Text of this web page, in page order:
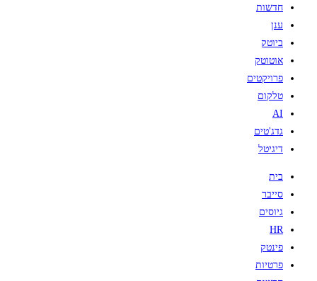
חדשות
ענן
ביוטק
אוטוטק
פרויקטים
טלקום
AI
גדג'טים
דיגיטל
בית
סייבר
גיוסים
HR
פינטק
פרטיות